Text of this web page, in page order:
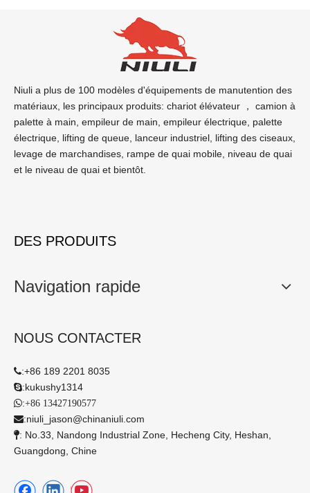
Niuli a plus de 100 modèles d'équipements de manutention des
matériaux, les principaux produits: chariot élévateur ， camion à
palette à main, empileur de main, empileur électrique, palette
électrique, lifting de queue, lanceur industriel, lifting des ciseaux,
levage de marchandises, rampe de quai mobile, niveau de quai
et le niveau de quai et bientôt.
DES PRODUITS
Navigation rapide
NOUS CONTACTER
:+86 189 2201 8035
:kukushy1314
:+86 13427190577
:niuli_jason@chinaniuli.com
: No.33, Nandong Industrial Zone, Hecheng City, Heshan,
Guangdong, Chine